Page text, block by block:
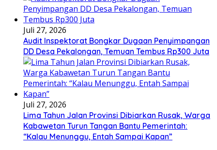
Juli 27, 2026
Audit Inspektorat Bongkar Dugaan Penyimpangan
DD Desa Pekalongan, Temuan Tembus Rp300 Juta
Juli 27, 2026
Lima Tahun Jalan Provinsi Dibiarkan Rusak, Warga
Kabawetan Turun Tangan Bantu Pemerintah:
“Kalau Menunggu, Entah Sampai Kapan”